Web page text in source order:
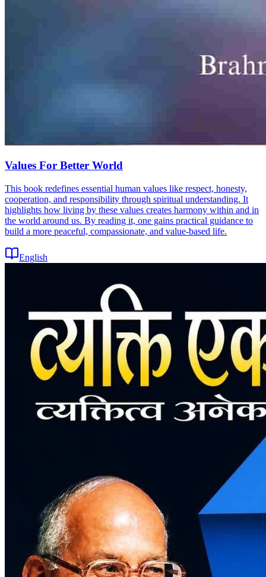
Values For Better World
This book redefines essential human values like respect, honesty,
cooperation, and responsibility through spiritual understanding. It
highlights how living by these values creates harmony within and in
the world around us. By reading it, one gains practical guidance to
build a more peaceful, compassionate, and value-based life.
English